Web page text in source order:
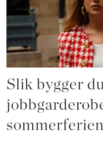
Slik bygger
sommerferien